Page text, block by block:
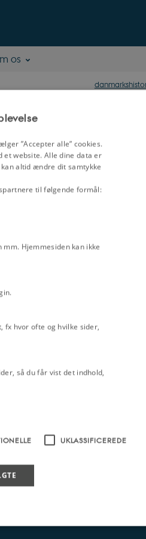
os
”Accepter alle” cookies.
et website. Alle dine data er
altid ændre dit samtykke
til følgende formål:
Hjemmesiden kan ikke
fx hvor ofte og hvilke sider,
så du får vist det indhold,
UKLASSIFICEREDE